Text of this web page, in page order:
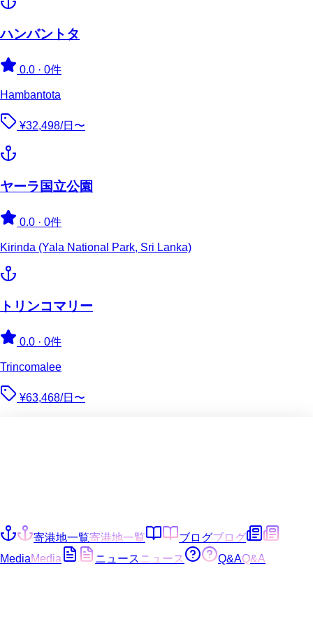
ハンバントタ
0.0 · 0件
Hambantota
¥32,498/日〜
ヤーラ国立公園
0.0 · 0件
Kirinda (Yala National Park, Sri Lanka)
トリンコマリー
0.0 · 0件
Trincomalee
¥63,468/日〜
寄港地一覧寄港地一覧 ブログブログ
MediaMedia ニュース ニュース Q&AQ&A